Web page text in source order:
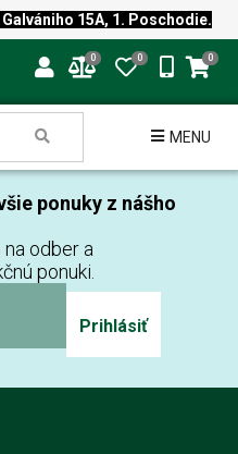
15A, 1. Poschodie.
0 0 0
MENU
ponuky z nášho
odber a
ponuki.
Prihlásiť